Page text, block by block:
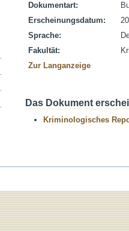
Dokumentart:
Erscheinungsdatum:
Sprache:
Fakultät:
Zur Langanzeige
Das Dokument
Kriminologisches